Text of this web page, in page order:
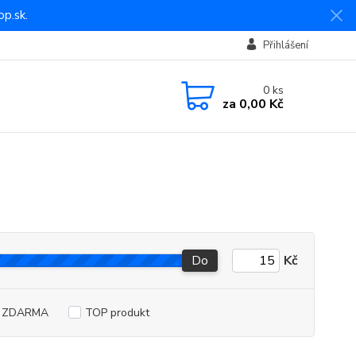
Přihlášení
0ks
za 0,00 Kč
Do Kč
TOP produkt